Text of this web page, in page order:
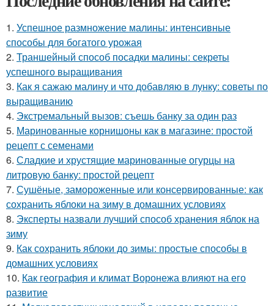
1. Успешное размножение малины: интенсивные
способы для богатого урожая
2. Траншейный способ посадки малины: секреты
успешного выращивания
3. Как я сажаю малину и что добавляю в лунку: советы по
выращиванию
4. Экстремальный вызов: съешь банку за один раз
5. Маринованные корнишоны как в магазине: простой
рецепт с семенами
6. Сладкие и хрустящие маринованные огурцы на
литровую банку: простой рецепт
7. Сушёные, замороженные или консервированные: как
сохранить яблоки на зиму в домашних условиях
8. Эксперты назвали лучший способ хранения яблок на
зиму
9. Как сохранить яблоки до зимы: простые способы в
домашних условиях
10. Как география и климат Воронежа влияют на его
развитие